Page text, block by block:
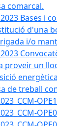
comarcal.
Bases i
d'una
i/o
proveir un
de treball